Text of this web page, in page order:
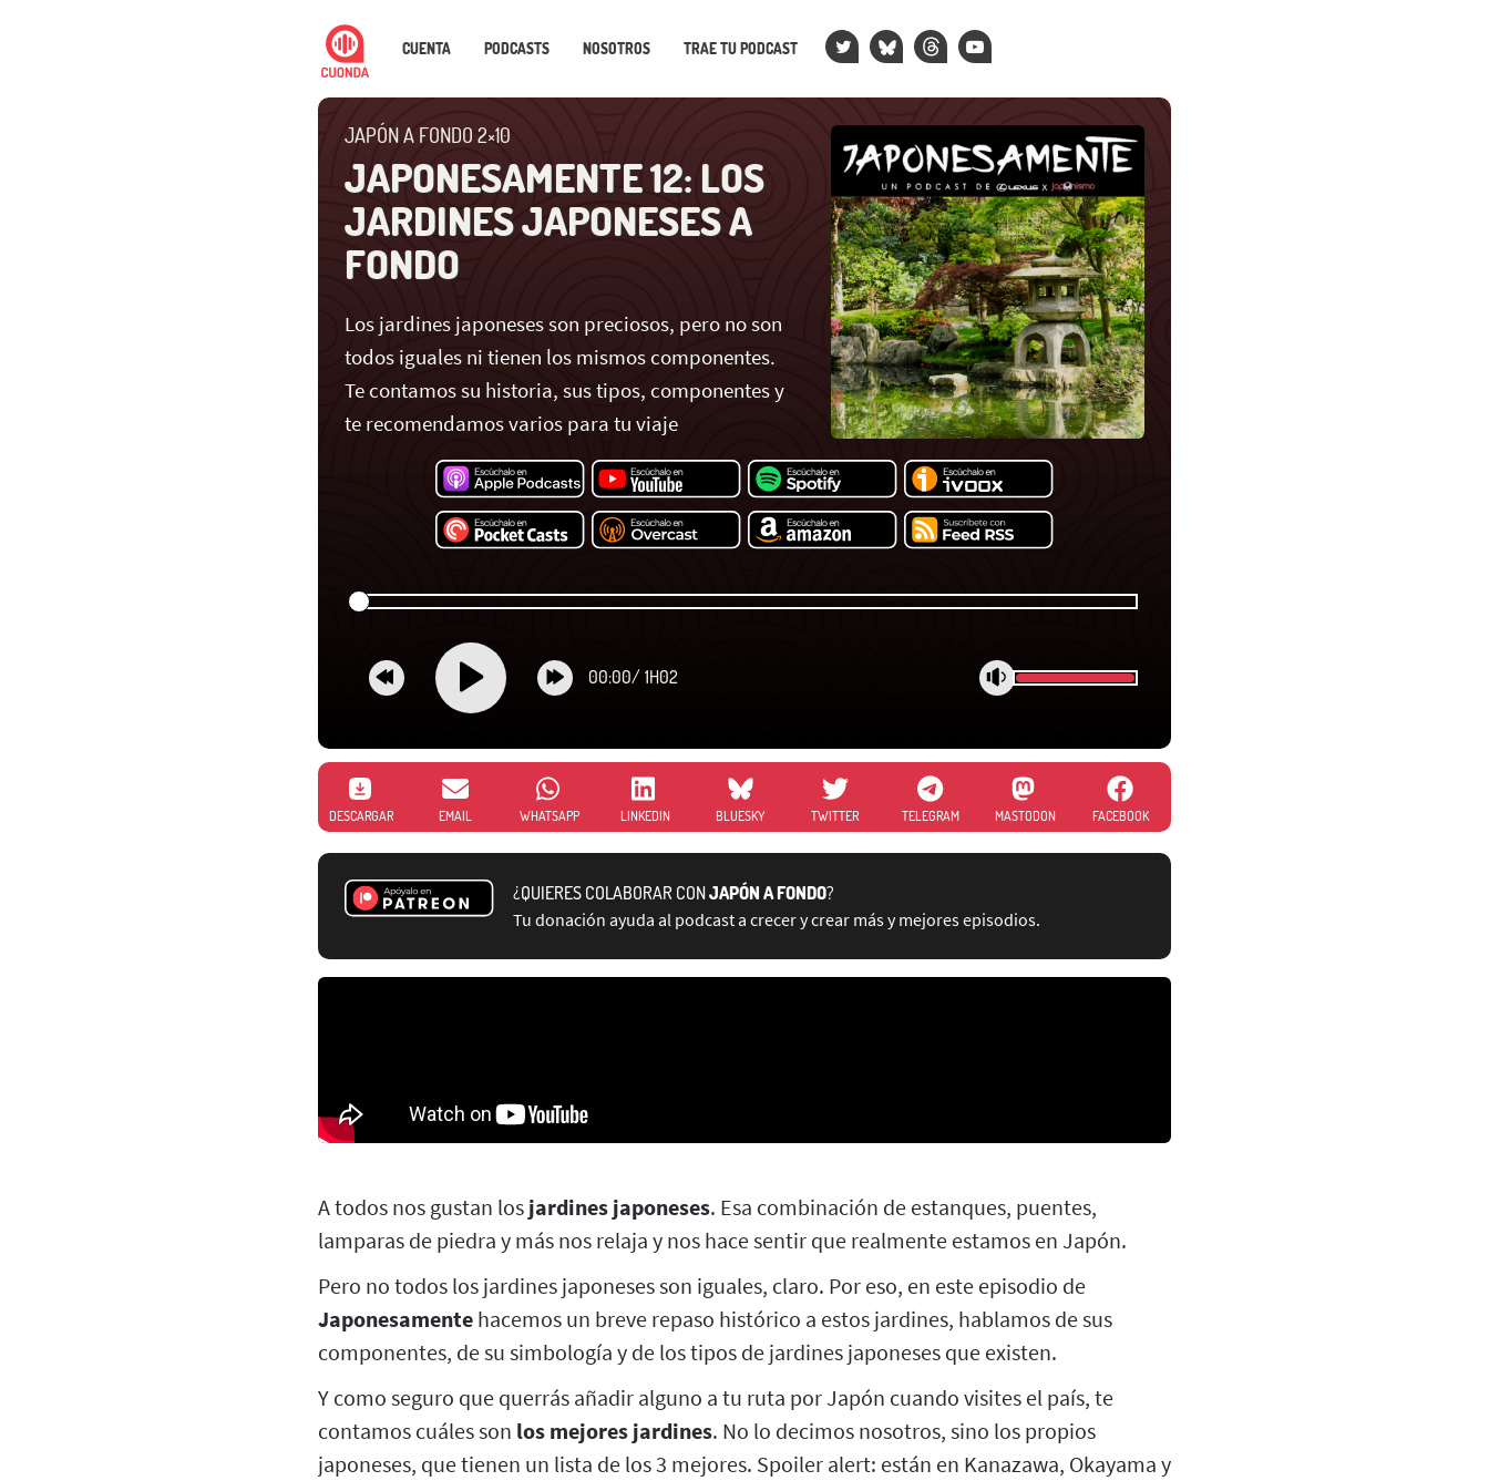
CUENTA PODCASTS NOSOTROS TRAE TU PODCAST
JAPÓN A FONDO 2×10
JAPONESAMENTE 12: LOS
JARDINES JAPONESES A
FONDO
Los jardines japoneses son preciosos, pero no son
todos iguales ni tienen los mismos componentes.
Te contamos su historia, sus tipos, componentes y
te recomendamos varios para tu viaje
00:00/ 1H02
DESCARGAR EMAIL WHATSAPP LINKEDIN BLUESKY TWITTER TELEGRAM MASTODON FACEBOOK
¿QUIERES COLABORAR CONJAPÓN A FONDO?
Tu donación ayuda al podcast a crecer y crear más y mejores episodios.
A todos nos gustan los jardines japoneses. Esa combinación de estanques, puentes,
lamparas de piedra y más nos relaja y nos hace sentir que realmente estamos en Japón.
Pero no todos los jardines japoneses son iguales, claro. Por eso, en este episodio de
Japonesamente hacemos un breve repaso histórico a estos jardines, hablamos de sus
componentes, de su simbología y de los tipos de jardines japoneses que existen.
Y como seguro que querrás añadir alguno a tu ruta por Japón cuando visites el país, te
contamos cuáles son los mejores jardines. No lo decimos nosotros, sino los propios
japoneses, que tienen un lista de los 3 mejores. Spoiler alert: están en Kanazawa, Okayama y